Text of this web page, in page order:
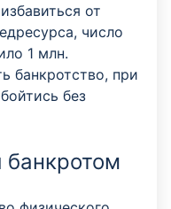
от
число
1 млн.
банкротство, при
без
банкротом